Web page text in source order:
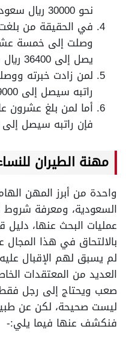
نحو 30000 ريال سعودي.
في الحقيقة من
وصلت إلى خمسة
يصل إلى 36400 ريال سعودي.
راتبه سيصل إلى 39000 ريال سعودي.
أما لمن بلغ عشرون
فإن راتبه سيصل إلى 42600 ريال سعودي.
مهنة الطيران
واحدة من أبرز المهن
السعودية، ومعرفة شروط
عمليات البحث عنها،
بالالتحاق في هذا المجال
لم يسبق لهم الإقبال
العديد من المعتقدات
صعب ويحتاج إلى رجل
ليست صحيحة، لكن عن
فنكشف عنها فيما يلي:-